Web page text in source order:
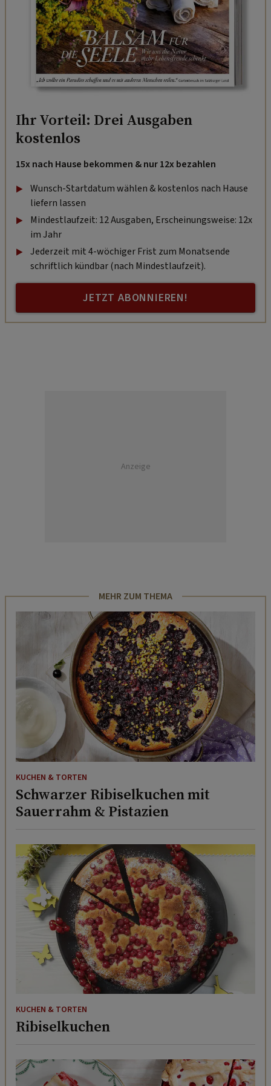
Ihr Vorteil: Drei Ausgaben
kostenlos
15x nach Hause bekommen & nur 12x bezahlen
Wunsch-Startdatum wählen & kostenlos nach Hause
liefern lassen
Mindestlaufzeit: 12 Ausgaben, Erscheinungsweise: 12x
im Jahr
Jederzeit mit 4-wöchiger Frist zum Monatsende
schriftlich kündbar (nach Mindestlaufzeit).
JETZT ABONNIEREN!
Anzeige
MEHR ZUM THEMA
KUCHEN & TORTEN
Schwarzer Ribiselkuchen mit
Sauerrahm & Pistazien
KUCHEN & TORTEN
Ribiselkuchen